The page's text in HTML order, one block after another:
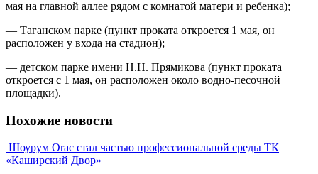
мая на главной аллее рядом с комнатой матери и ребенка);
— Таганском парке (пункт проката откроется 1 мая, он
расположен у входа на стадион);
— детском парке имени Н.Н. Прямикова (пункт проката
откроется с 1 мая, он расположен около водно-песочной
площадки).
Похожие новости
Шоурум Orac стал частью профессиональной среды ТК
«Каширский Двор»